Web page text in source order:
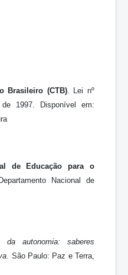
Brasileiro (CTB). Lei nº
1997. Disponível em:
de Educação para o
Nacional de
da autonomia: saberes
. São Paulo: Paz e Terra,